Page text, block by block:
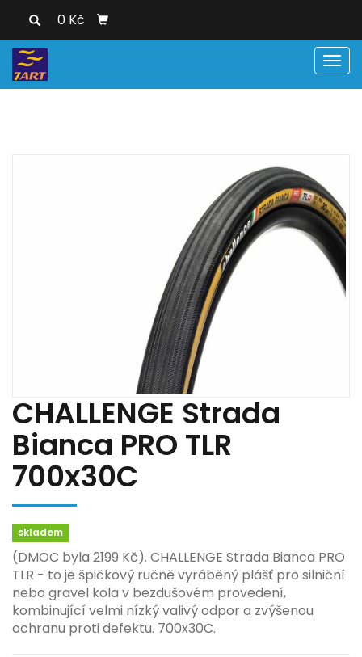
0 Kč
CHALLENGE Strada
Bianca PRO TLR
700x30C
skladem
(DMOC byla 2199 Kč). CHALLENGE Strada Bianca PRO
TLR - to je špičkový ručně vyráběný plášť pro silniční
nebo gravel kola v bezdušovém provedení,
kombinující velmi nízký valivý odpor a zvýšenou
ochranu proti defektu. 700x30C.